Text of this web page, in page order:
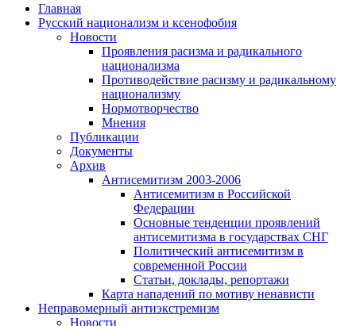
Главная
Русский национализм и ксенофобия
Новости
Проявления расизма и радикального
национализма
Противодействие расизму и радикальному
национализму
Нормотворчество
Мнения
Публикации
Документы
Архив
Антисемитизм 2003-2006
Антисемитизм в Российской
Федерации
Основные тенденции проявлений
антисемитизма в государствах СНГ
Политический антисемитизм в
современной России
Статьи, доклады, репортажи
Карта нападений по мотиву ненависти
Неправомерный антиэкстремизм
Новости